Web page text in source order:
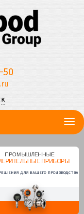
50
ПРОМЫШЛЕННЫЕ
ПРИБОРЫ
ДЛЯ ВАШЕГО ПРОИЗВОДСТВА